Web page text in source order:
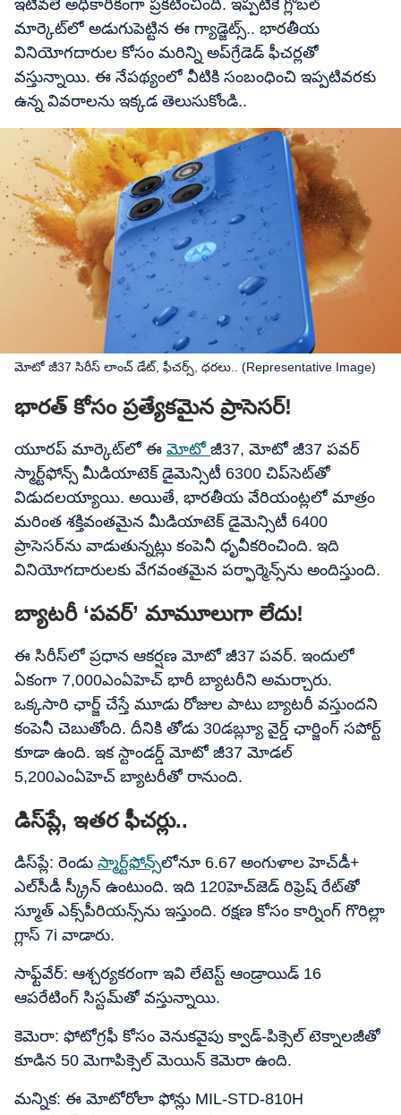
ఇటీవలే అధికారికంగా ప్రకటించింది. ఇప్పటికే గ్లోబల్
మార్కెట్‌లో అడుగుపెట్టిన ఈ గ్యాడ్జెట్స్​.. భారతీయ
వినియోగదారుల కోసం మరిన్ని అప్‌గ్రేడెడ్ ఫీచర్లతో
వస్తున్నాయి. ఈ నేపథ్యంలో వీటికి సంబంధించి ఇప్పటివరకు
ఉన్న వివరాలను ఇక్కడ తెలుసుకోండి..
మోటో జీ37 సిరీస్ లాంచ్​ డేట్​, ఫీచర్స్​, ధరలు.. (Representative Image)
భారత్ కోసం ప్రత్యేకమైన ప్రాసెసర్!
యూరప్ మార్కెట్‌లో ఈ మోటో జీ37, మోటో జీ37 పవర్
స్మార్ట్​ఫోన్స్ మీడియాటెక్ డైమెన్సిటీ 6300 చిప్‌సెట్‌తో
విడుదలయ్యాయి. అయితే, భారతీయ వేరియంట్లలో మాత్రం
మరింత శక్తివంతమైన మీడియాటెక్ డైమెన్సిటీ 6400
ప్రాసెసర్‌ను వాడుతున్నట్లు కంపెనీ ధృవీకరించింది. ఇది
వినియోగదారులకు వేగవంతమైన పర్ఫార్మెన్స్‌ను అందిస్తుంది.
బ్యాటరీ ‘పవర్’ మామూలుగా లేదు!
ఈ సిరీస్‌లో ప్రధాన ఆకర్షణ మోటో జీ37 పవర్. ఇందులో
ఏకంగా 7,000ఎంఏహెచ్ భారీ బ్యాటరీని అమర్చారు.
ఒక్కసారి ఛార్జ్ చేస్తే మూడు రోజుల పాటు బ్యాటరీ వస్తుందని
కంపెనీ చెబుతోంది. దీనికి తోడు 30డబ్ల్యూ వైర్డ్ ఛార్జింగ్ సపోర్ట్
కూడా ఉంది. ఇక స్టాండర్డ్ మోటో జీ37 మోడల్
5,200ఎంఏహెచ్ బ్యాటరీతో రానుంది.
డిస్‌ప్లే, ఇతర ఫీచర్లు..
డిస్‌ప్లే: రెండు స్మార్ట్​ఫోన్స్​లోనూ 6.67 అంగుళాల హెచ్​డీ+
ఎల్​సీడీ స్క్రీన్ ఉంటుంది. ఇది 120హెచ్​జెడ్ రిఫ్రెష్ రేట్‌తో
స్మూత్ ఎక్స్‌పీరియన్స్‌ను ఇస్తుంది. రక్షణ కోసం కార్నింగ్ గొరిల్లా
గ్లాస్ 7i వాడారు.
సాఫ్ట్‌వేర్: ఆశ్చర్యకరంగా ఇవి లేటెస్ట్ ఆండ్రాయిడ్ 16
ఆపరేటింగ్ సిస్టమ్‌తో వస్తున్నాయి.
కెమెరా: ఫోటోగ్రఫీ కోసం వెనుకవైపు క్వాడ్-పిక్సెల్ టెక్నాలజీతో
కూడిన 50 మెగాపిక్సెల్ మెయిన్ కెమెరా ఉంది.
మన్నిక: ఈ మోటోరోలా ఫోన్లు MIL-STD-810H